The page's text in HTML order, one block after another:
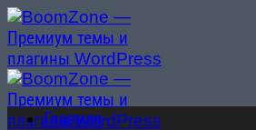
Skip
to
content
Главная